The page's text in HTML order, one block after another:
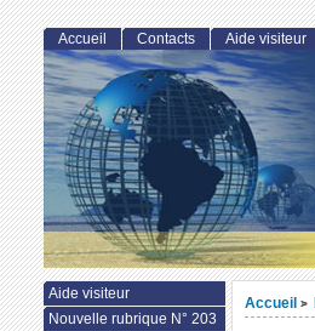
Accueil >
Accueil Contacts Aide visiteur
Aide visiteur
Nouvelle rubrique N° 203